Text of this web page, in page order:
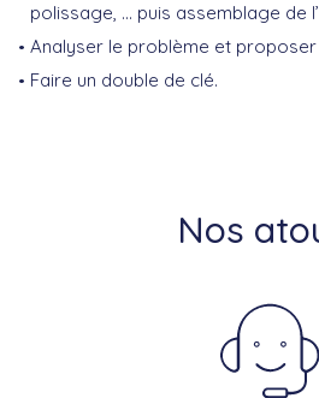
polissage, … puis assemblage de
Analyser le problème et proposer
Faire un double de clé.
Nos